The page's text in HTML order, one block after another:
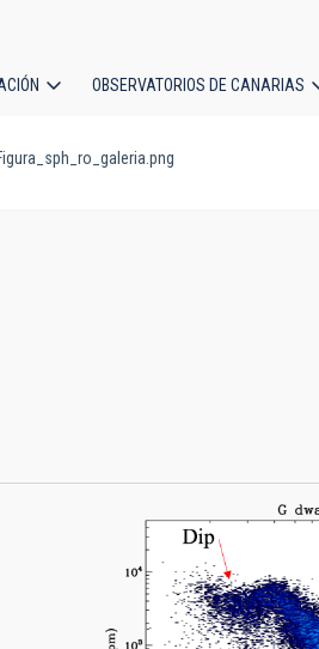
OBSERVATORIOS DE CANARIAS